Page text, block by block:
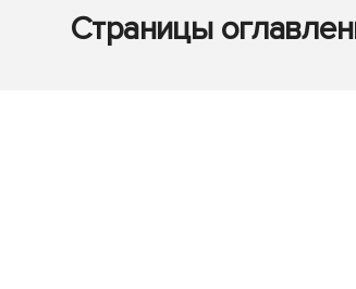
Страницы